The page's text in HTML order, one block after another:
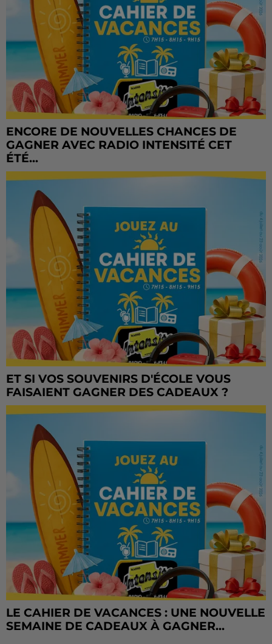
ENCORE DE NOUVELLES CHANCES DE
GAGNER AVEC RADIO INTENSITÉ CET
ÉTÉ...
ET SI VOS SOUVENIRS D'ÉCOLE VOUS
FAISAIENT GAGNER DES CADEAUX ?
LE CAHIER DE VACANCES : UNE NOUVELLE
SEMAINE DE CADEAUX À GAGNER...